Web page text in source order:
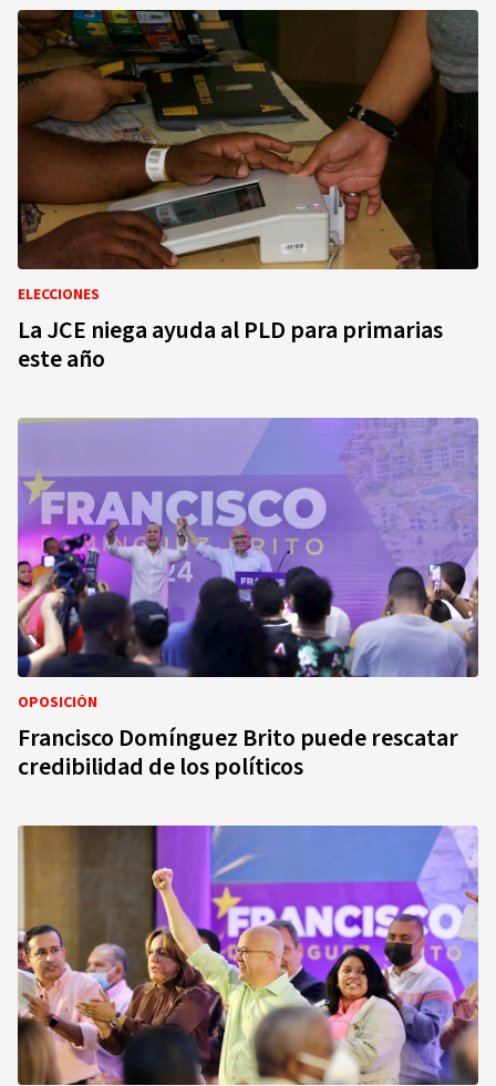
ELECCIONES
La JCE niega ayuda al PLD para primarias
este año
OPOSICIÓN
Francisco Domínguez Brito puede rescatar
credibilidad de los políticos